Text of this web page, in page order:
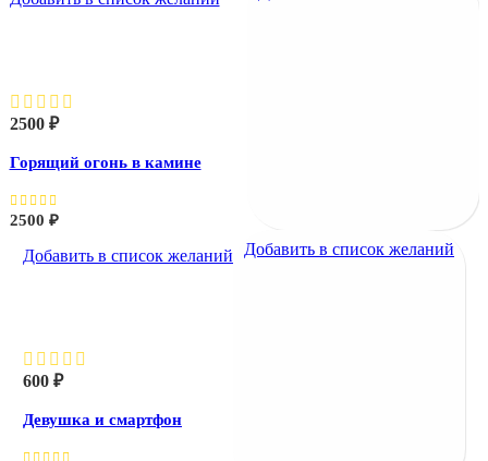
2500 ₽
Горящий огонь в камине
2500 ₽
Добавить в список желаний
600 ₽
Девушка и смартфон
Добавить в список желаний